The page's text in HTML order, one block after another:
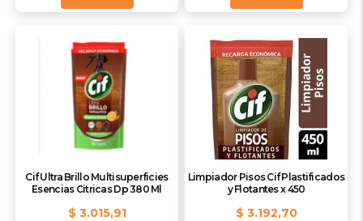
Cif Ultra Brillo Multisuperficies
Esencias Citricas Dp 380 Ml
$ 3.015,91
Limpiador Pisos Cif Plastificados
y Flotantes x 450
$ 3.192,70